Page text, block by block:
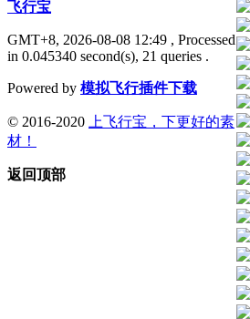
飞行宝
GMT+8, 2026-08-08 12:49 , Processed
in 0.045340 second(s), 21 queries .
Powered by 模拟飞行插件下载
© 2016-2020
上飞行宝，下更好的素
材！
返回顶部